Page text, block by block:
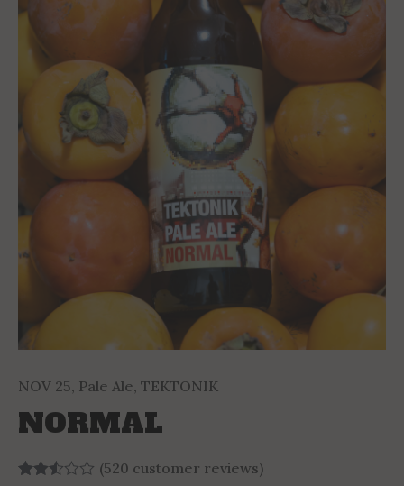
NOV 25, Pale Ale, TEKTONIK
NORMAL
(520 customer reviews)